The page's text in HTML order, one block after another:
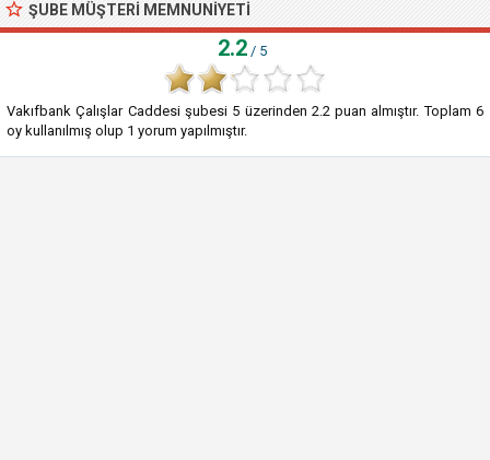
ŞUBE MÜŞTERI MEMNUNIYETI
2.2 / 5
Vakıfbank Çalışlar Caddesi şubesi 5 üzerinden 2.2puan almıştır. Toplam6
oy kullanılmış olup 1 yorum yapılmıştır.